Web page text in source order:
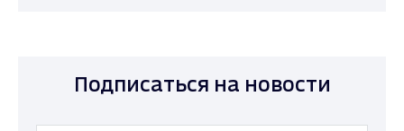
Подписаться на новости